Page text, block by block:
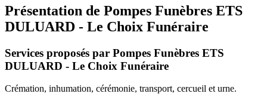
Présentation de Pompes Funèbres ETS
DULUARD - Le Choix Funéraire
Services proposés par Pompes Funèbres ETS
DULUARD - Le Choix Funéraire
Crémation, inhumation, cérémonie, transport, cercueil et urne.